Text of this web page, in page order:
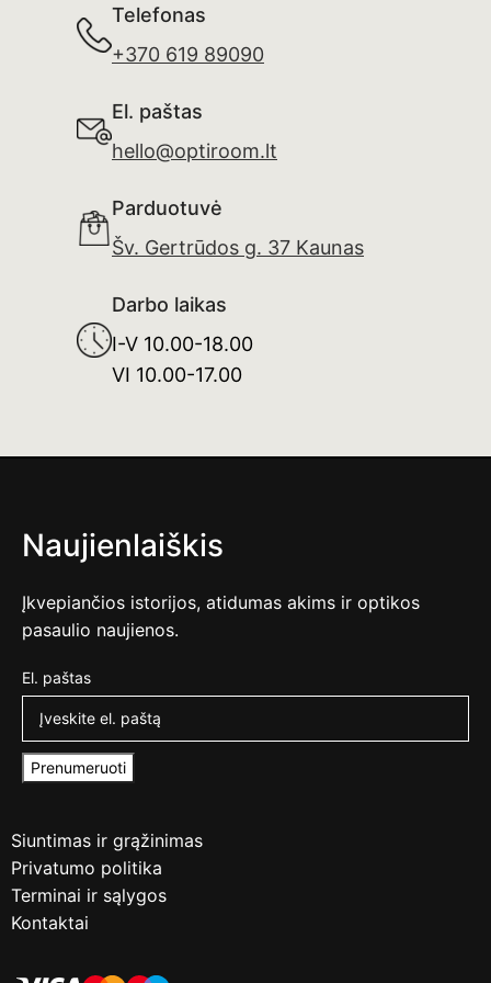
Telefonas
+370 619 89090
El. paštas
hello@optiroom.lt
Parduotuvė
Šv. Gertrūdos g. 37 Kaunas
Darbo laikas
I-V 10.00-18.00
VI 10.00-17.00
Naujienlaiškis
Įkvepiančios istorijos, atidumas akims ir optikos
pasaulio naujienos.
El. paštas
Prenumeruoti
Siuntimas ir grąžinimas
Privatumo politika
Terminai ir sąlygos
Kontaktai